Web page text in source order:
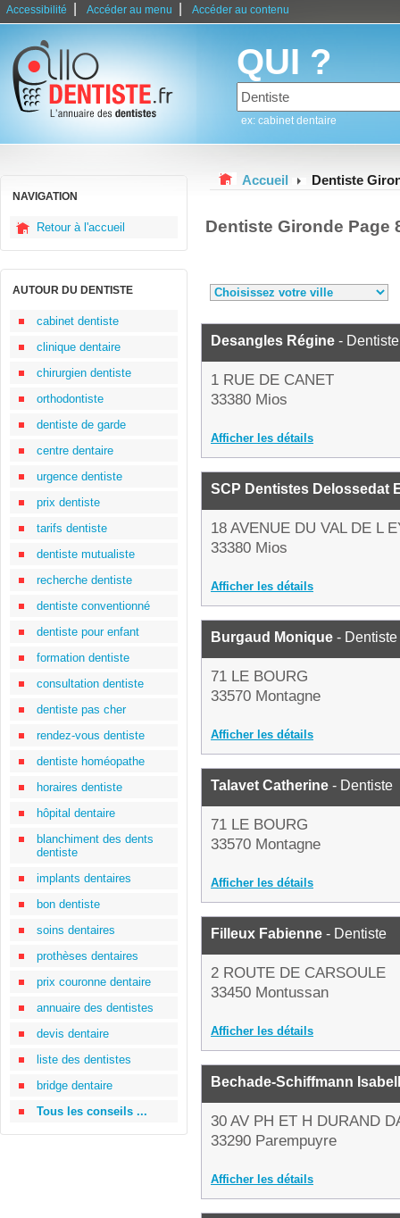
Accessibilité Accéder au menu Accéder au contenu
QUI ?
ex: cabinet dentaire
NAVIGATION
Retour à l'accueil
AUTOUR DU DENTISTE
cabinet dentiste
clinique dentaire
chirurgien dentiste
orthodontiste
dentiste de garde
centre dentaire
urgence dentiste
prix dentiste
tarifs dentiste
dentiste mutualiste
recherche dentiste
dentiste conventionné
dentiste pour enfant
formation dentiste
consultation dentiste
dentiste pas cher
rendez-vous dentiste
dentiste homéopathe
horaires dentiste
hôpital dentaire
blanchiment des dents
dentiste
implants dentaires
bon dentiste
soins dentaires
prothèses dentaires
prix couronne dentaire
annuaire des dentistes
devis dentaire
liste des dentistes
bridge dentaire
Tous les conseils ...
Accueil Dentiste
Dentiste Gironde Page
Desangles Régine - Dentiste
1 RUE DE CANET
33380 Mios
Afficher les détails
SCP Dentistes Delossedat
18 AVENUE DU VAL DE L
33380 Mios
Afficher les détails
Burgaud Monique - Dentiste
71 LE BOURG
33570 Montagne
Afficher les détails
Talavet Catherine - Dentiste
71 LE BOURG
33570 Montagne
Afficher les détails
Filleux Fabienne - Dentiste
2 ROUTE DE CARSOULE
33450 Montussan
Afficher les détails
Bechade-Schiffmann
30 AV PH ET H DURAND
33290 Parempuyre
Afficher les détails